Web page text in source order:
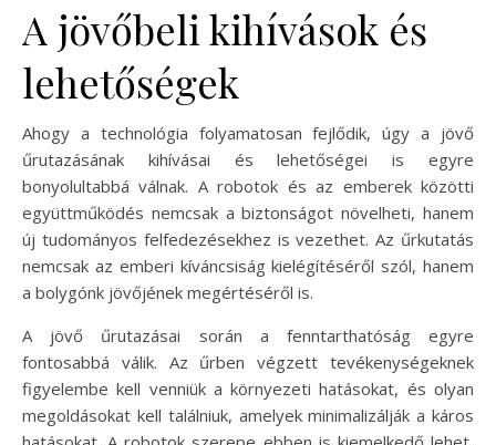
A jövőbeli kihívások és
lehetőségek
Ahogy a technológia folyamatosan fejlődik, úgy a jövő
űrutazásának kihívásai és lehetőségei is egyre
bonyolultabbá válnak. A robotok és az emberek közötti
együttműködés nemcsak a biztonságot növelheti, hanem
új tudományos felfedezésekhez is vezethet. Az űrkutatás
nemcsak az emberi kíváncsiság kielégítéséről szól, hanem
a bolygónk jövőjének megértéséről is.
A jövő űrutazásai során a fenntarthatóság egyre
fontosabbá válik. Az űrben végzett tevékenységeknek
figyelembe kell venniük a környezeti hatásokat, és olyan
megoldásokat kell találniuk, amelyek minimalizálják a káros